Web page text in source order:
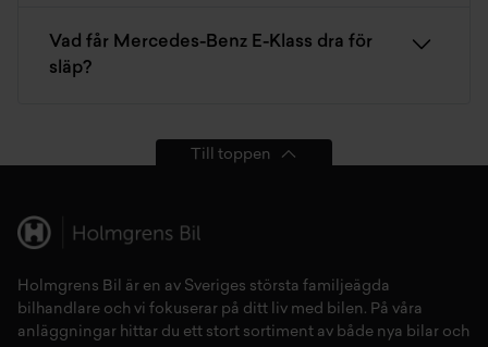
Vad får Mercedes-Benz E-Klass dra för
släp?
Till toppen
Holmgrens Bil är en av Sveriges största familjeägda
bilhandlare och vi fokuserar på ditt liv med bilen. På våra
anläggningar hittar du ett stort sortiment av både nya bilar och